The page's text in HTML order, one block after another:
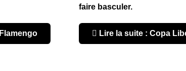
faire basculer.
Lire la suite : Copa